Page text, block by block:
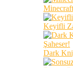
Keyifli
Dark